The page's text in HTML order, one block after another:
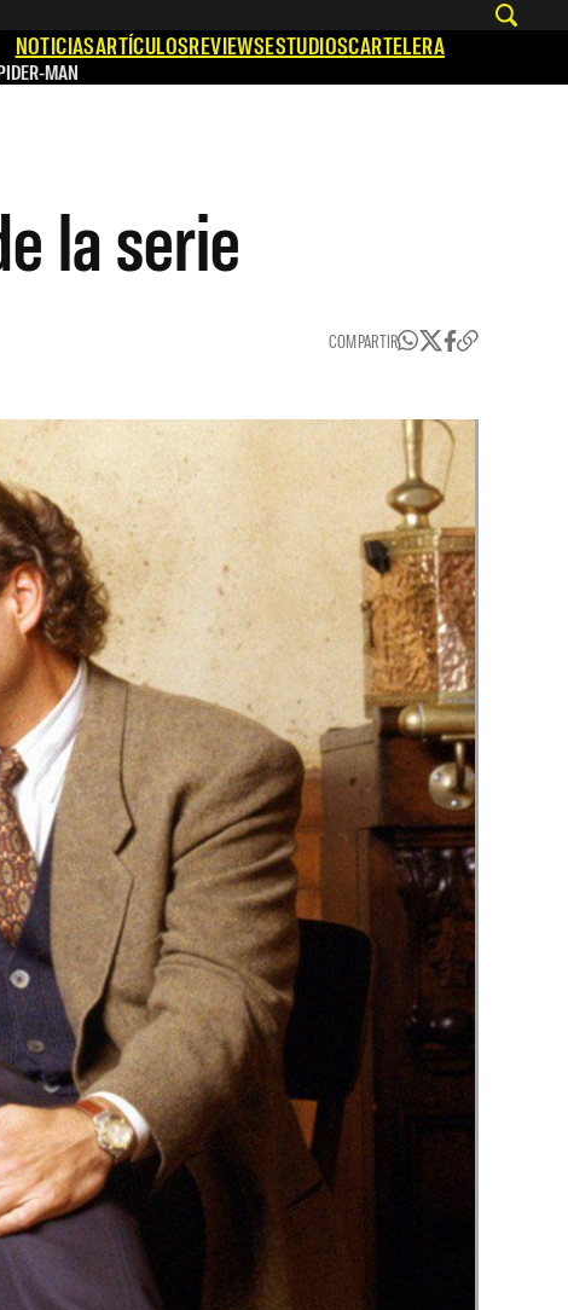
NOTICIASARTÍCULOSREVIEWSESTUDIOSCARTELERA
MAN
la serie
COMPARTIR